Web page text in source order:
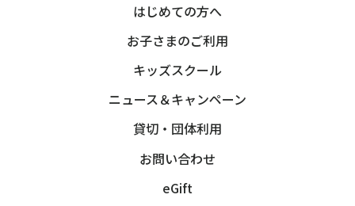
はじめての方へ
お子さまのご利用
キッズスクール
ニュース＆キャンペーン
貸切・団体利用
お問い合わせ
eGift